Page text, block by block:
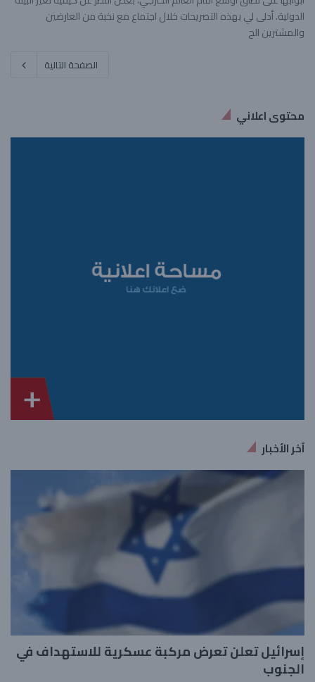
الدولية. أدلى لي بهذه التصريحات خلال اجتماع مع نخبة من العارضين
والمشترين الح
الصفحة التالية
محتوى اعلاني
آخر الأخبار
إسرائيل تعلن تعرض مركبة عسكرية للاستهداف في
الجنوب